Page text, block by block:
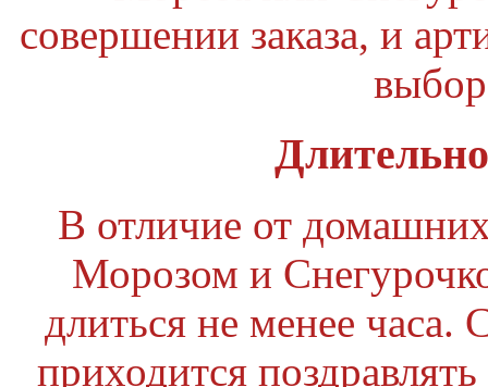
совершении заказа, и
В отличие от
Морозом и
длиться не менее часа.
приходится